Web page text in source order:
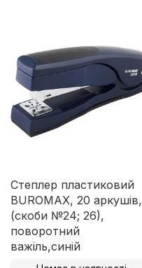
Степлер пластиковий
BUROMAX, 20 аркушів,
(скоби №24; 26),
поворотний
важіль,синій